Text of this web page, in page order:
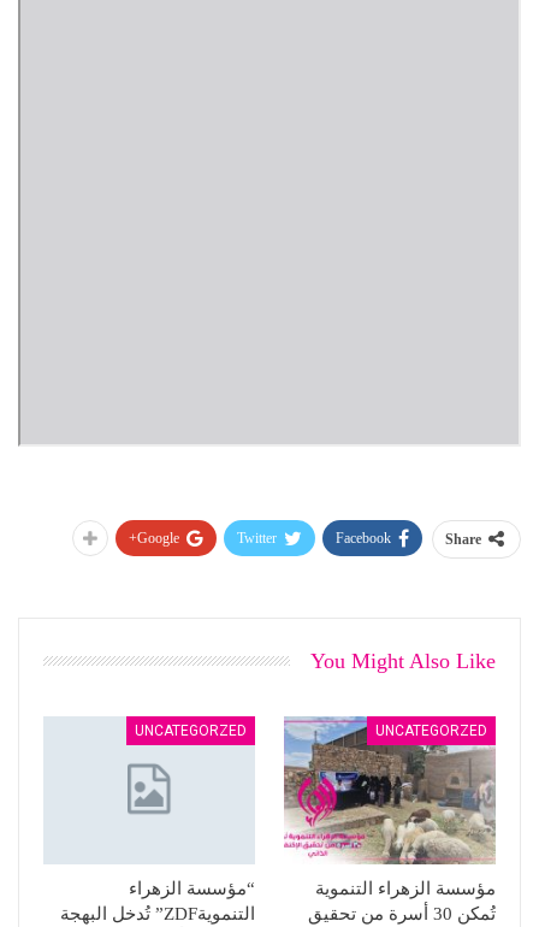
Share
Facebook
Twitter
Google+
You Might Also Like
UNCATEGORZED
مؤسسة الزهراء التنموية
تُمكن 30 أسرة من تحقيق
UNCATEGORZED
“مؤسسة الزهراء
التنمويةZDF” تُدخل البهجة